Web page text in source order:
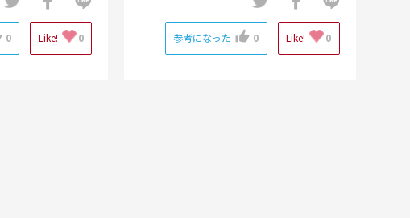
0 Like! 0 参考になった 0 Like! 0